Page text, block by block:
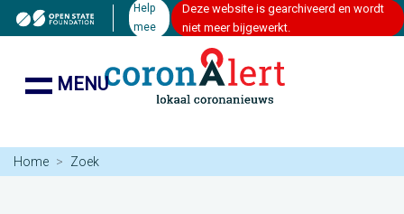
Help
mee
Deze website is gearchiveerd en wordt
niet meer bijgewerkt.
MENU
Home Zoek